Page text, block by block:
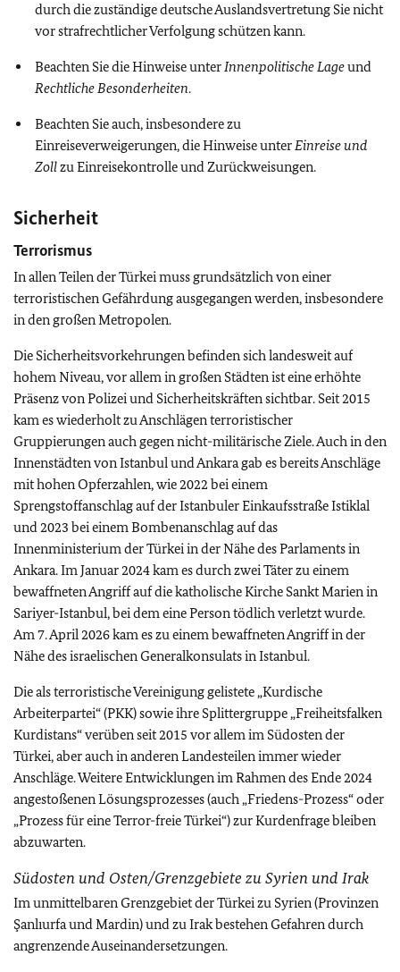
durch die zuständige deutsche Auslandsvertretung Sie nicht
vor strafrechtlicher Verfolgung schützen kann.
Beachten Sie die Hinweise unterInnenpolitische Lageund
Rechtliche Besonderheiten.
Beachten Sie auch, insbesondere zu
Einreiseverweigerungen, die Hinweise unterEinreise und
Zollzu Einreisekontrolle und Zurückweisungen.
Sicherheit
Terrorismus
In allen Teilen der Türkei muss grundsätzlich von einer
terroristischen Gefährdung ausgegangen werden, insbesondere
in den großen Metropolen.
Die Sicherheitsvorkehrungen befinden sich landesweit auf
hohem Niveau, vor allem in großen Städten ist eine erhöhte
Präsenz von Polizei und Sicherheitskräften sichtbar. Seit 2015
kam es wiederholt zu Anschlägen terroristischer
Gruppierungen auch gegen nicht-militärische Ziele. Auch in den
Innenstädten von Istanbul und Ankara gab es bereits Anschläge
mit hohen Opferzahlen, wie2022 bei einem
Sprengstoffanschlag auf der Istanbuler Einkaufsstraße Istiklal
und2023 bei einem Bombenanschlag auf das
Innenministerium der Türkei in der Nähe des Parlaments in
Ankara.Im Januar 2024 kam es durch zwei Täter zu einem
bewaffneten Angriff auf die katholische Kirche Sankt Marien in
Sariyer-Istanbul, bei dem eine Person tödlich verletzt wurde.
Am 7. April 2026 kam es zu einem bewaffneten Angriff in der
Nähe des israelischen Generalkonsulats in Istanbul.
Dieals terroristische Vereinigung gelistete „Kurdische
Arbeiterpartei“ (PKK) sowie ihre Splittergruppe „Freiheitsfalken
Kurdistans“ verüben seit 2015 vor allem im Südosten der
Türkei, aber auch in anderen Landesteilenimmer wieder
Anschläge. Weitere Entwicklungen im Rahmen des Ende 2024
angestoßenen Lösungsprozesses (auch „Friedens-Prozess“ oder
„Prozess für eine Terror-freie Türkei“) zur Kurdenfrage bleiben
abzuwarten.
Südosten und Osten/Grenzgebiete zu Syrien und Irak
Im unmittelbaren Grenzgebiet der Türkei zu Syrien (Provinzen
Şanlıurfa und Mardin) und zu Irak bestehen Gefahren durch
angrenzende Auseinandersetzungen.